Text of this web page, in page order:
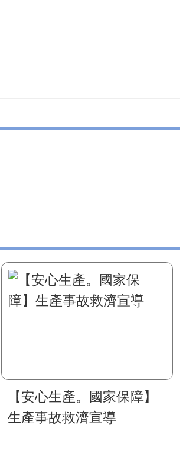
【安心生產。國家保障】
生產事故救濟宣導